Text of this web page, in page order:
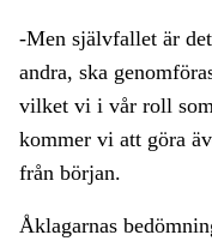
-Men självfallet är
andra, ska
vilket vi i vår roll
kommer vi att göra
från början.
Åklagarnas